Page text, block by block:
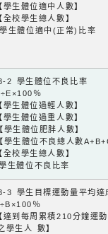
學生體位適中人數】
全校學生總人數】
生體位適中(正常)比率
2 學生體位不良比率
％
學生體位過輕人數】
學生體位過重人數】
學生體位肥胖人數】
學生體位不良總人數
全校學生總人數】
生體位不良比率
3 學生目標運動量平均達
％
達到每周累積210分鐘運
學生人 數】